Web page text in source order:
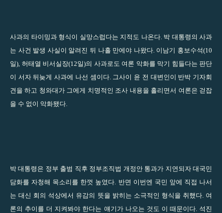
사과의 타이밍과 형식이 실망스럽다는 지적도 나온다. 박 대통령의 사과
는 사건 발생 사실이 알려진 뒤 나흘 만에야 나왔다. 이남기 홍보수석(10
일), 허태열 비서실장(12일)의 사과로도 여론 악화를 막기 힘들다는 판단
이 서자 뒤늦게 사과에 나선 셈이다. 그사이 윤 전 대변인이 반박 기자회
견을 하고 청와대가 그에게 치명적인 조사 내용을 흘리면서 여론은 걷잡
을 수 없이 악화됐다.
박 대통령은 정부 출범 직후 정부조직법 개정안 통과가 지연되자 대국민
담화를 자청해 목소리를 한껏 높였다. 반면 이번엔 국민 앞에 직접 나서
는 대신 회의 석상에서 유감의 뜻을 밝히는 소극적인 형식을 취했다. 여
론의 추이를 더 지켜봐야 한다는 얘기가 나오는 것도 이 때문이다. 석진